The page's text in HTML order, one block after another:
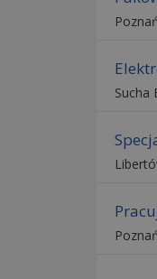
Sucha